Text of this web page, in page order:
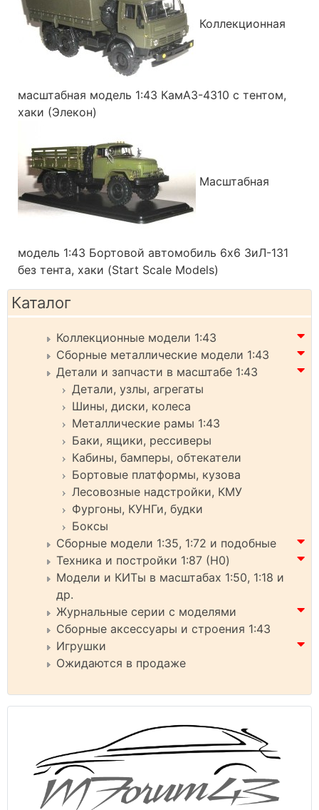
Коллекционная
масштабная модель 1:43 КамАЗ-4310 с тентом,
хаки (Элекон)
Масштабная
модель 1:43 Бортовой автомобиль 6х6 ЗиЛ-131
без тента, хаки (Start Scale Models)
Каталог
Коллекционные модели 1:43
Сборные металлические модели 1:43
Детали и запчасти в масштабе 1:43
Детали, узлы, агрегаты
Шины, диски, колеса
Металлические рамы 1:43
Баки, ящики, рессиверы
Кабины, бамперы, обтекатели
Бортовые платформы, кузова
Лесовозные надстройки, КМУ
Фургоны, КУНГи, будки
Боксы
Сборные модели 1:35, 1:72 и подобные
Техника и постройки 1:87 (H0)
Модели и КИТы в масштабах 1:50, 1:18 и
др.
Журнальные серии с моделями
Сборные аксессуары и строения 1:43
Игрушки
Ожидаются в продаже